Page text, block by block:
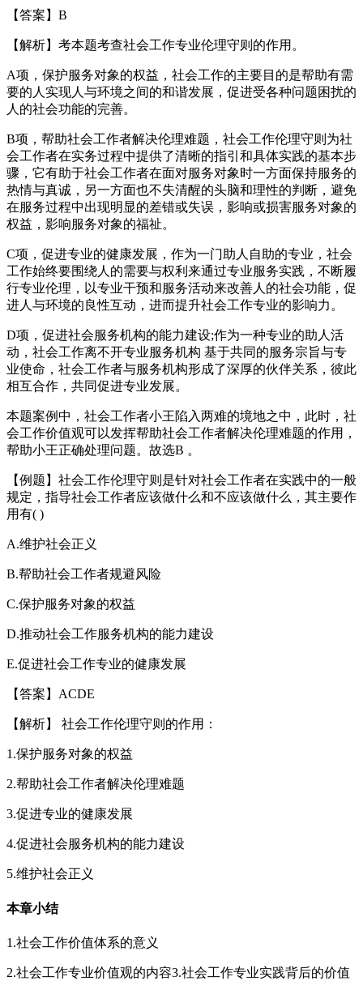
【答案】B
【解析】考本题考查社会工作专业伦理守则的作用。
A项，保护服务对象的权益，社会工作的主要目的是帮助有需
要的人实现人与环境之间的和谐发展，促进受各种问题困扰的
人的社会功能的完善。
B项，帮助社会工作者解决伦理难题，社会工作伦理守则为社
会工作者在实务过程中提供了清晰的指引和具体实践的基本步
骤，它有助于社会工作者在面对服务对象时一方面保持服务的
热情与真诚，另一方面也不失清醒的头脑和理性的判断，避免
在服务过程中出现明显的差错或失误，影响或损害服务对象的
权益，影响服务对象的福祉。
C项，促进专业的健康发展，作为一门助人自助的专业，社会
工作始终要围绕人的需要与权利来通过专业服务实践，不断履
行专业伦理，以专业干预和服务活动来改善人的社会功能，促
进人与环境的良性互动，进而提升社会工作专业的影响力。
D项，促进社会服务机构的能力建设;作为一种专业的助人活
动，社会工作离不开专业服务机构 基于共同的服务宗旨与专
业使命，社会工作者与服务机构形成了深厚的伙伴关系，彼此
相互合作，共同促进专业发展。
本题案例中，社会工作者小王陷入两难的境地之中，此时，社
会工作价值观可以发挥帮助社会工作者解决伦理难题的作用，
帮助小王正确处理问题。故选B 。
【例题】社会工作伦理守则是针对社会工作者在实践中的一般
规定，指导社会工作者应该做什么和不应该做什么，其主要作
用有( )
A.维护社会正义
B.帮助社会工作者规避风险
C.保护服务对象的权益
D.推动社会工作服务机构的能力建设
E.促进社会工作专业的健康发展
【答案】ACDE
【解析】 社会工作伦理守则的作用：
1.保护服务对象的权益
2.帮助社会工作者解决伦理难题
3.促进专业的健康发展
4.促进社会服务机构的能力建设
5.维护社会正义
本章小结
1.社会工作价值体系的意义
2.社会工作专业价值观的内容3.社会工作专业实践背后的价值